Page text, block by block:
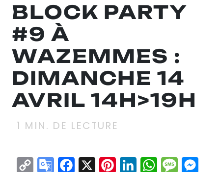
BLOCK PARTY
#9 À
WAZEMMES :
DIMANCHE 14
AVRIL 14H>19H
1 MIN. DE LECTURE
Copy GoogleFacebook
X Pinterest
LinkedInWhatsApp